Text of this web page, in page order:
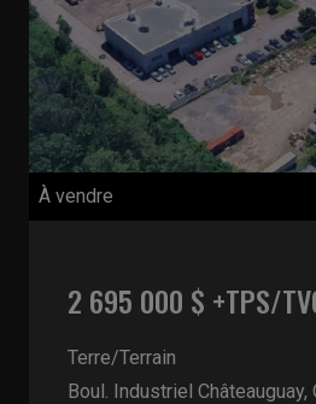
À vendre
2 695 000 $ +TPS/
Terre/Terrain
Boul. Industriel Châteauguay,